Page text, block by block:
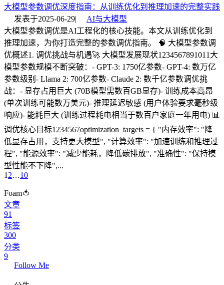
大模型参数调优深度指南：从训练优化到推理加速的完整实践
发表于2025-06-29|
AI与大模型
大模型参数调优是AI工程化的核心技能。本文从训练优化到
推理加速，为你打造完整的参数调优指南。 🧠 大模型参数调
优概述1. 调优挑战与机遇🚀 大模型发展现状1234567891011大
模型参数规模不断突破：- GPT-3: 1750亿参数- GPT-4: 数万亿
参数级别- Llama 2: 700亿参数- Claude 2: 数千亿参数调优挑
战：- 显存占用巨大 (70B模型需数百GB显存)- 训练成本高昂
(单次训练可能数万美元)- 推理延迟敏感 (用户体验要求毫秒级
响应)- 能耗巨大 (训练过程耗电相当于数百户家庭一年用电) 📊
调优核心目标1234567optimization_targets = { "内存效率": "降
低显存占用，支持更大模型", "计算效率": "加速训练和推理过
程", "能源效率": "减少能耗，降低碳排放", "准确性": "保持模
型性能不下降",...
1 2…10
Foam🍅
文章
91
标签
300
分类
9
Follow Me